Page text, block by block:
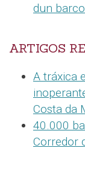
dun
ARTIGOS
A tráxica
Costa da
40.000
Corredor